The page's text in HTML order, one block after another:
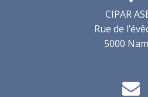
CIPAR
Rue de
5000